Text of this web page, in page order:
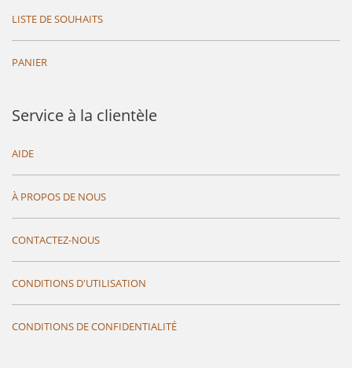
LISTE DE SOUHAITS
PANIER
Service à la clientèle
AIDE
À PROPOS DE NOUS
CONTACTEZ-NOUS
CONDITIONS D'UTILISATION
CONDITIONS DE CONFIDENTIALITÉ